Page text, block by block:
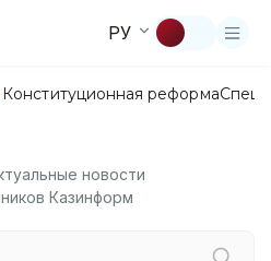
РУ
Конституционная реформа
новости
Казинформ